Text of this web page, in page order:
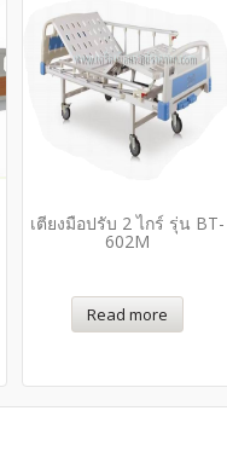
เตียงมือปรับ 2 ไกร์ รุ่น BT-
602M
Read more